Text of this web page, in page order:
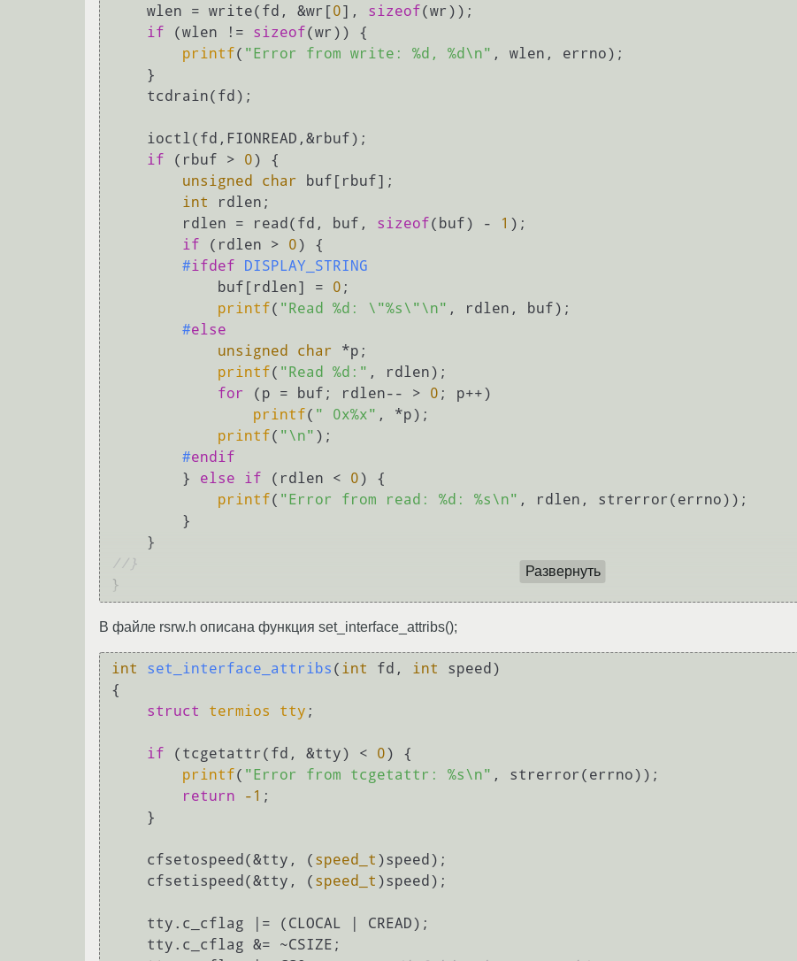
    wlen = write(fd, &wr[
0], sizeof(wr));
if (wlen != sizeof(wr)) {
printf( "Error from write: %d, %d\n" , wlen, errno);
if (rbuf > 0) {
unsigned
char buf[rbuf];
int
rdlen;
        rdlen = read(fd, buf,
sizeof(buf) - 1 );
if (rdlen > 0) {
#ifdef DISPLAY_STRING
            buf[rdlen] =
0 ;
printf( "Read %d: \"%s\"\n" , rdlen, buf);
#else
unsigned
char *p;
printf( "Read %d:" , rdlen);
for
(p = buf; rdlen-- > 0 ; p++)
printf( " 0x%x" , *p);
printf( "\n" );
#endif
        }
else if (rdlen < 0) {
printf( "Error from read: %d: %s\n" , rdlen, strerror(errno));
//}
Развернуть
В файле rsrw.h описана функция set_interface_attribs();
int set_interface_attribs ( int fd, int
speed)
{
struct
termios tty ;
if (tcgetattr(fd, &tty) < 0) {
printf( "Error from tcgetattr: %s\n" , strerror(errno));
return
-1 ;
    cfsetospeed(&tty, (
speed_t )speed);
    cfsetispeed(&tty, (
speed_t )speed);